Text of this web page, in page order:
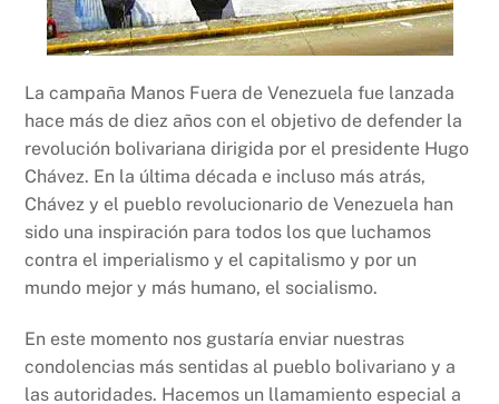
La campaña Manos Fuera de Venezuela fue lanzada
hace más de diez años con el objetivo de defender la
revolución bolivariana dirigida por el presidente Hugo
Chávez. En la última década e incluso más atrás,
Chávez y el pueblo revolucionario de Venezuela han
sido una inspiración para todos los que luchamos
contra el imperialismo y el capitalismo y por un
mundo mejor y más humano, el socialismo.
En este momento nos gustaría enviar nuestras
condolencias más sentidas al pueblo bolivariano y a
las autoridades. Hacemos un llamamiento especial a